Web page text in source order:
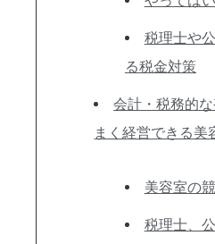
税理士や
る税金対策
会計・税務的
まく経営できる美
美容室の
税理士、